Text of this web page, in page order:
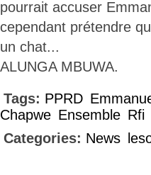
pourrait accuser
cependant prétendre
un chat...
ALUNGA MBUWA.
Tags: PPRD
Chapwe Ensemble Rfi
Categories: News